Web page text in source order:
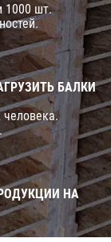
1000 шт.
БАЛКИ
НА